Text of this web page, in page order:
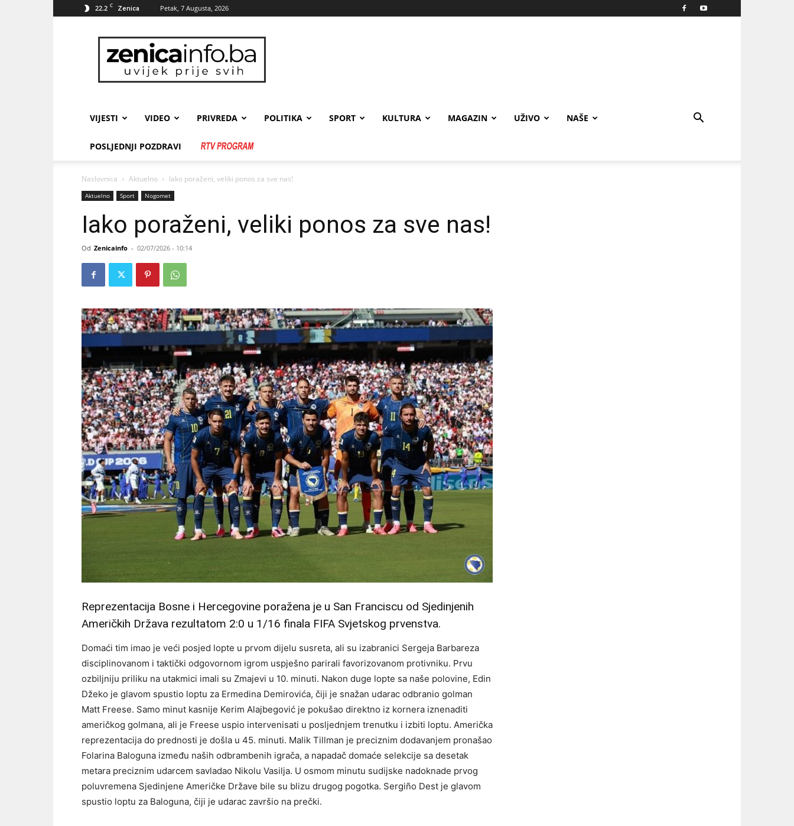
22.2 C Zenica Petak, 7 Augusta, 2026
zenicainfo.ba
VIJESTI VIDEO PRIVREDA POLITIKA SPORT KULTURA MAGAZIN UŽIVO NAŠE
POSLJEDNJI POZDRAVI
Naslovnica Aktuelno Iako poraženi, veliki ponos za sve nas!
Aktuelno Sport Nogomet
Iako poraženi, veliki ponos za sve nas!
Od Zenicainfo - 02/07/2026 - 10:14
Reprezentacija Bosne i Hercegovine poražena je u San Franciscu od Sjedinjenih
Američkih Država rezultatom 2:0 u 1/16 finala FIFA Svjetskog prvenstva.
Domaći tim imao je veći posjed lopte u prvom dijelu susreta, ali su izabranici Sergeja Barbareza
disciplinovanom i taktički odgovornom igrom uspješno parirali favorizovanom protivniku. Prvu
ozbiljniju priliku na utakmici imali su Zmajevi u 10. minuti. Nakon duge lopte sa naše polovine, Edin
Džeko je glavom spustio loptu za Ermedina Demirovića, čiji je snažan udarac odbranio golman
Matt Freese. Samo minut kasnije Kerim Alajbegović je pokušao direktno iz kornera iznenaditi
američkog golmana, ali je Freese uspio intervenisati u posljednjem trenutku i izbiti loptu. Američka
reprezentacija do prednosti je došla u 45. minuti. Malik Tillman je preciznim dodavanjem pronašao
Folarina Baloguna između naših odbrambenih igrača, a napadač domaće selekcije sa desetak
metara preciznim udarcem savladao Nikolu Vasilja. U osmom minutu sudijske nadoknade prvog
poluvremena Sjedinjene Američke Države bile su blizu drugog pogotka. Sergiño Dest je glavom
spustio loptu za Baloguna, čiji je udarac završio na prečki.